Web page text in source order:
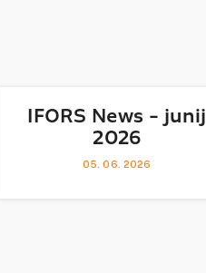
IFORS News - junij
2026
05. 06. 2026